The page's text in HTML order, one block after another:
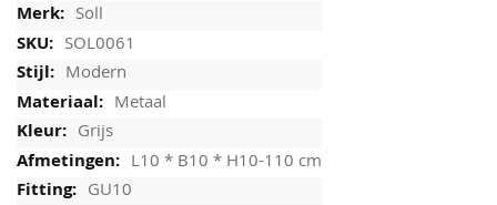
Soll
SOL0061
Modern
Metaal
Grijs
L10 * B10 * H10-110 cm
GU10